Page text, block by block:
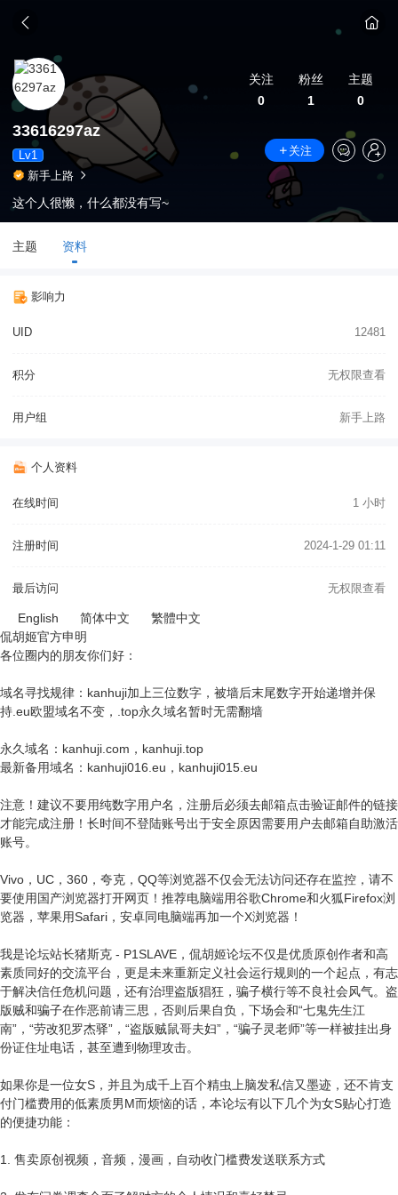
关注
0
粉丝
1
主题
0
33616297az
Lv1
关注
新手上路
这个人很懒，什么都没有写~
主题 资料
影响力
UID 12481
积分 无权限查看
用户组 新手上路
个人资料
在线时间 1 小时
注册时间 2024-1-29 01:11
最后访问 无权限查看
English 简体中文
繁體中文
侃胡姬官方申明
各位圈内的朋友你们好：
域名寻找规律：kanhuji加上三位数字，被墙后末尾数字开始递增并保
持.eu欧盟域名不变，.top永久域名暂时无需翻墙
永久域名：kanhuji.com，kanhuji.top
最新备用域名：kanhuji016.eu，kanhuji015.eu
注意！建议不要用纯数字用户名，注册后必须去邮箱点击验证邮件的链接
才能完成注册！长时间不登陆账号出于安全原因需要用户去邮箱自助激活
账号。
Vivo，UC，360，夸克，QQ等浏览器不仅会无法访问还存在监控，请不
要使用国产浏览器打开网页！推荐电脑端用谷歌Chrome和火狐Firefox浏
览器，苹果用Safari，安卓同电脑端再加一个X浏览器！
我是论坛站长猪斯克 - P1SLAVE，侃胡姬论坛不仅是优质原创作者和高
素质同好的交流平台，更是未来重新定义社会运行规则的一个起点，有志
于解决信任危机问题，还有治理盗版猖狂，骗子横行等不良社会风气。盗
版贼和骗子在作恶前请三思，否则后果自负，下场会和“七鬼先生江
南”，“劳改犯罗杰驿”，“盗版贼鼠哥夫妇”，“骗子灵老师”等一样被挂出身
份证住址电话，甚至遭到物理攻击。
如果你是一位女S，并且为成千上百个精虫上脑发私信又墨迹，还不肯支
付门槛费用的低素质男M而烦恼的话，本论坛有以下几个为女S贴心打造
的便捷功能：
1. 售卖原创视频，音频，漫画，自动收门槛费发送联系方式